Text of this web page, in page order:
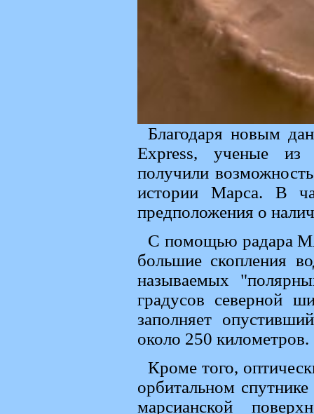
Благодаря новым
Express, ученые из
получили
истории Марса. В
предположения о
С помощью радара
большие скопления
называемых
градусов северной
заполняет
около 250 километров.
Кроме того,
орбитальном
марсианской